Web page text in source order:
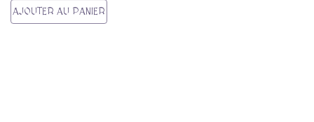
AJOUTER AU PANIER